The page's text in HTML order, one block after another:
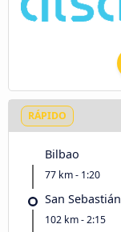
RÁPIDO
Bilbao
77 km - 1:20
San Sebastián
102 km - 2:15